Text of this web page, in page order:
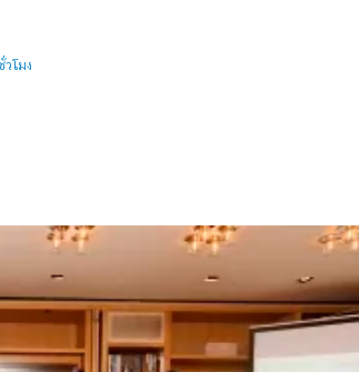
โมง